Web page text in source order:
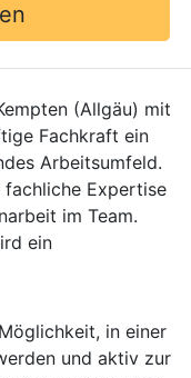
(Allgäu) mit
Fachkraft ein
Arbeitsumfeld.
Expertise
im Team.
ein
in einer
und aktiv zur